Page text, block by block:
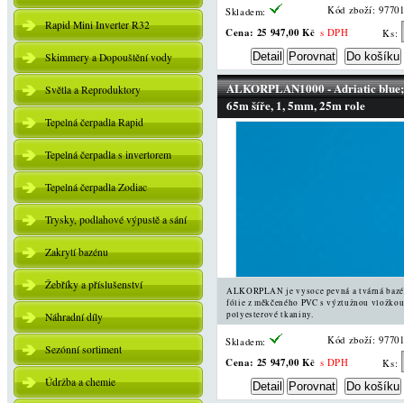
Rapid Mini Inverter R32
Skimmery a Dopouštění vody
Světla a Reproduktory
Tepelná čerpadla Rapid
Tepelná čerpadla s invertorem
Tepelná čerpadla Zodiac
Trysky, podlahové výpustě a sání
Zakrytí bazénu
Žebříky a příslušenství
Náhradní díly
Sezónní sortiment
Údržba a chemie
Skladem: Kód zboží:
Cena: 25 947,00 Kč s DPH Ks:
ALKORPLAN1000 - Adriatic
65m šíře, 1, 5mm, 25m role
ALKORPLAN je vysoce pevná a tvárná
fólie z měkčeného PVC s výztužnou
polyesterové tkaniny.
Skladem: Kód zboží:
Cena: 25 947,00 Kč s DPH Ks: